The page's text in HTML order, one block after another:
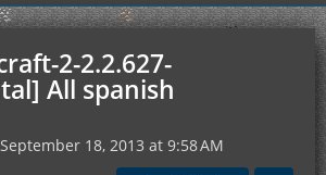
2-2.2.627-
All spanish
September 18, 2013 at 9:58 AM